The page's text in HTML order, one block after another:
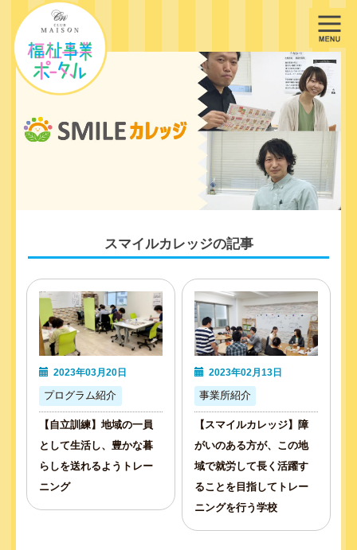
スマイルカレッジの記事
2023年03月20日
プログラム紹介
【自立訓練】地域の一員
として生活し、豊かな暮
らしを送れるようトレー
ニング
2023年02月13日
事業所紹介
【スマイルカレッジ】障
がいのある方が、この地
域で就労して長く活躍す
ることを目指してトレー
ニングを行う学校